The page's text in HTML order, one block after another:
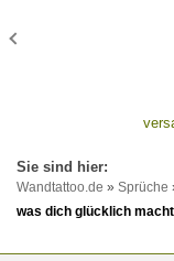
Wandtattoo.de » Sprüche
was dich glücklich macht